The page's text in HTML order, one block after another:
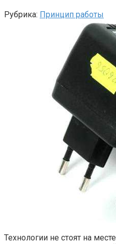
Рубрика: Принцип работы
Технологии не стоят на